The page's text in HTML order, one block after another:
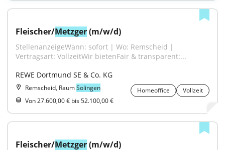
Fleischer/Metzger (m/w/d)
StellenanzeigeWann: sofort | Wo: Remscheid |
Vertragsart: VollzeitWir bietenFair & transparent:...
REWE Dortmund SE & Co. KG
Remscheid, RaumSolingen Homeoffice
Vollzeit
Von 27.600,00 € bis 52.100,00 €
Fleischer/Metzger (m/w/d)